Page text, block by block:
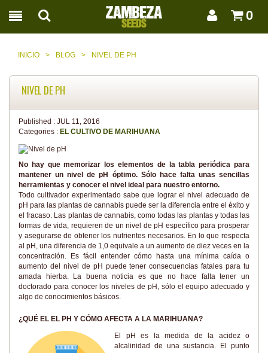
0
INICIO > BLOG > NIVEL DE PH
NIVEL DE PH
Published : JUL 11, 2016
Categories : EL CULTIVO DE MARIHUANA
No hay que memorizar los elementos de la tabla periódica para
mantener un nivel de pH óptimo. Sólo hace falta unas sencillas
herramientas y conocer el nivel ideal para nuestro entorno.
Todo cultivador experimentado sabe que lograr el nivel adecuado de
pH para las plantas de cannabis puede ser la diferencia entre el éxito y
el fracaso. Las plantas de cannabis, como todas las plantas y todas las
formas de vida, requieren de un nivel de pH específico para prosperar
y asegurarse de obtener los nutrientes necesarios. En lo que respecta
al pH, una diferencia de 1,0 equivale a un aumento de diez veces en la
concentración. Es fácil entender cómo hasta una mínima caída o
aumento del nivel de pH puede tener consecuencias fatales para tu
amada hierba. La buena noticia es que no hace falta tener un
doctorado para conocer los niveles de pH, sólo el equipo adecuado y
algo de conocimientos básicos.
¿QUÉ EL EL PH Y CÓMO AFECTA A LA MARIHUANA?
El pH es la medida de la acidez o
alcalinidad de una sustancia. El punto